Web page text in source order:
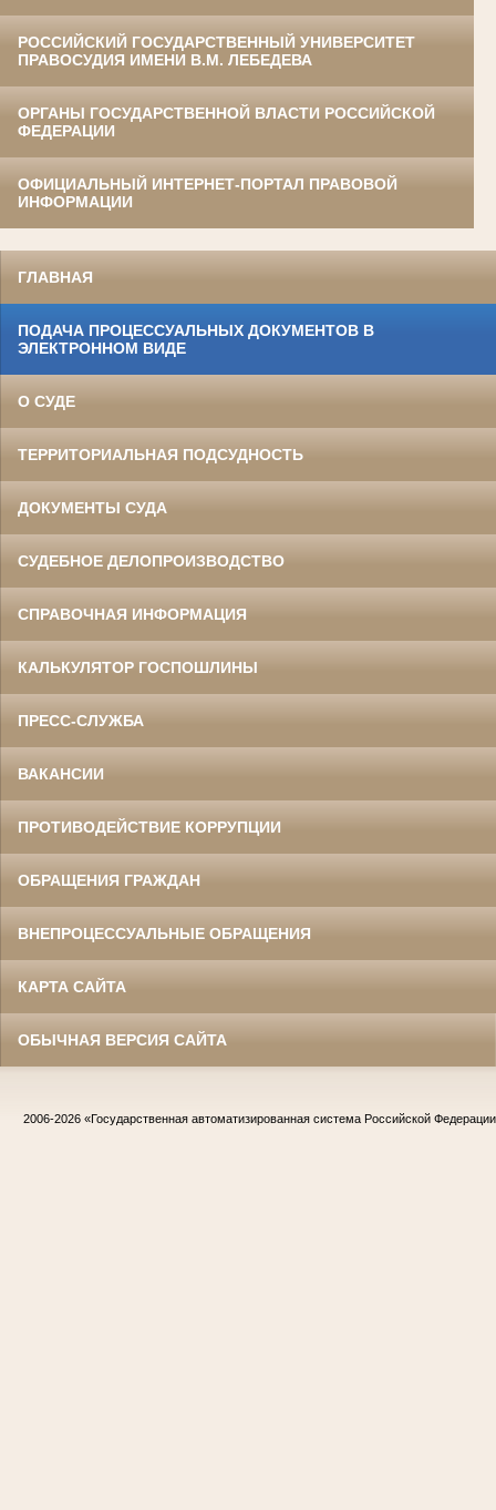
РОССИЙСКИЙ ГОСУДАРСТВЕННЫЙ УНИВЕРСИТЕТ
ПРАВОСУДИЯ ИМЕНИ В.М. ЛЕБЕДЕВА
ОРГАНЫ ГОСУДАРСТВЕННОЙ ВЛАСТИ РОССИЙСКОЙ
ФЕДЕРАЦИИ
ОФИЦИАЛЬНЫЙ ИНТЕРНЕТ-ПОРТАЛ ПРАВОВОЙ
ИНФОРМАЦИИ
ГЛАВНАЯ
ПОДАЧА ПРОЦЕССУАЛЬНЫХ ДОКУМЕНТОВ В
ЭЛЕКТРОННОМ ВИДЕ
О СУДЕ
ТЕРРИТОРИАЛЬНАЯ ПОДСУДНОСТЬ
ДОКУМЕНТЫ СУДА
СУДЕБНОЕ ДЕЛОПРОИЗВОДСТВО
СПРАВОЧНАЯ ИНФОРМАЦИЯ
КАЛЬКУЛЯТОР ГОСПОШЛИНЫ
ПРЕСС-СЛУЖБА
ВАКАНСИИ
ПРОТИВОДЕЙСТВИЕ КОРРУПЦИИ
ОБРАЩЕНИЯ ГРАЖДАН
ВНЕПРОЦЕССУАЛЬНЫЕ ОБРАЩЕНИЯ
КАРТА САЙТА
ОБЫЧНАЯ ВЕРСИЯ САЙТА
2006-2026 «Государственная автоматизированная система Российской